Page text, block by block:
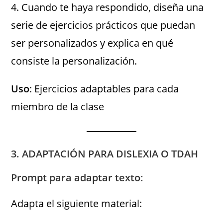
4. Cuando te haya respondido, diseña una
serie de ejercicios prácticos que puedan
ser personalizados y explica en qué
consiste la personalización.
Uso: Ejercicios adaptables para cada
miembro de la clase
3. ADAPTACIÓN PARA DISLEXIA O TDAH
Prompt para adaptar texto:
Adapta el siguiente material: